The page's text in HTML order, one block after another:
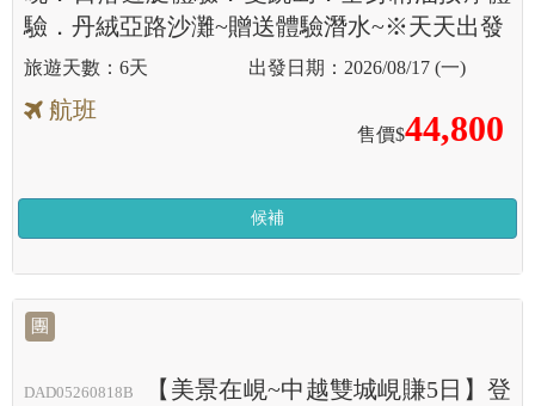
驗．丹絨亞路沙灘~贈送體驗潛水~※天天出發
6天 2026/08/17 (一)
航班
售價$44,800
候補
團
DAD05260818B
【美景在峴~中越雙城峴賺5日】登